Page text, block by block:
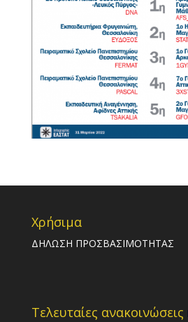
Χρήσιμα
ΔΗΛΩΣΗ ΠΡΟΣΒΑΣΙΜΟΤΗΤΑΣ
Τελευταίες ανακοινώσεις